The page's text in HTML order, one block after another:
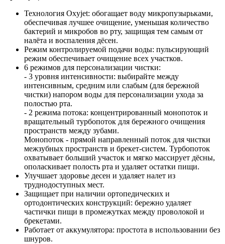
Технология Oxyjet: обогащает воду микропузырьками,
обеспечивая лучшее очищение, уменьшая количество
бактерий и микробов во рту, защищая тем самым от
налёта и воспаления дёсен.
Режим контролируемой подачи воды: пульсирующий
режим обеспечивает очищение всех участков.
6 режимов для персонализации чистки:
- 3 уровня интенсивности: выбирайте между
интенсивным, средним или слабым (для бережной
чистки) напором воды для персонализации ухода за
полостью рта.
- 2 режима потока: концентрированный монопоток и
вращательный турбопоток для бережного очищения
пространств между зубами.
Монопоток - прямой направленный поток для чистки
межзубных пространств и брекет-систем. Турбопоток
охватывает больший участок и мягко массирует дёсны,
ополаскивает полость рта и удаляет остатки пищи.
Улучшает здоровье десен и удаляет налет из
труднодоступных мест.
Защищает при наличии ортопедических и
ортодонтических конструкций: бережно удаляет
частички пищи в промежутках между проволокой и
брекетами.
Работает от аккумулятора: простота в использовании без
шнуров.